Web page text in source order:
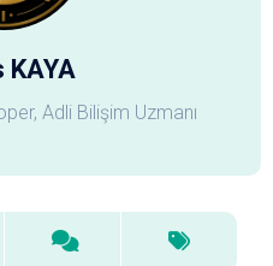
KAYA
Adli Bilişim Uzmanı